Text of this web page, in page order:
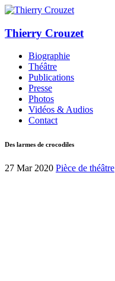
Thierry Crouzet
Biographie
Théâtre
Publications
Presse
Photos
Vidéos & Audios
Contact
Des larmes de crocodiles
27 Mar 2020 Pièce de théâtre